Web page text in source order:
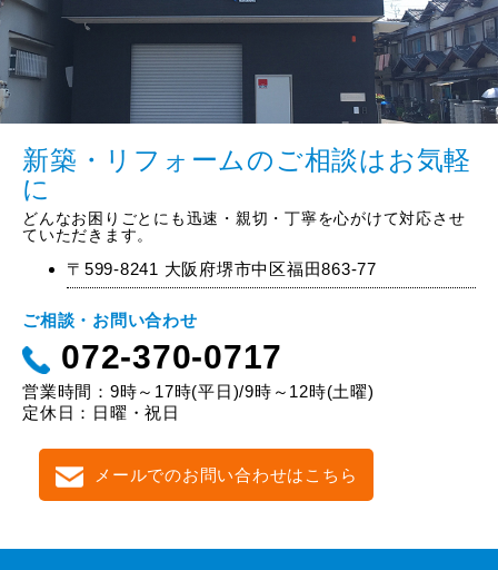
新築・リフォームのご相談はお気軽
に
どんなお困りごとにも迅速・親切・丁寧を心がけて対応させ
ていただきます。
〒599-8241 大阪府堺市中区福田863-77
ご相談・お問い合わせ
072-370-0717
営業時間：9時～17時(平日)/9時～12時(土曜)
定休日：日曜・祝日
メールでのお問い合わせはこちら